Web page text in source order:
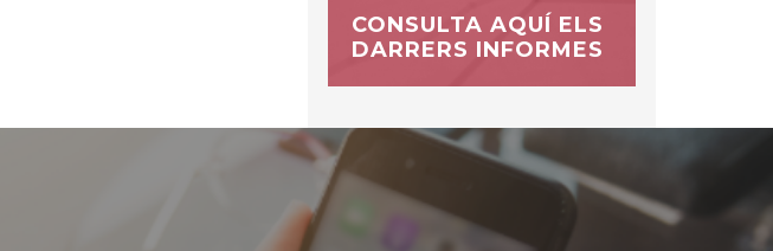
CONSULTA AQUÍ ELS
DARRERS INFORMES